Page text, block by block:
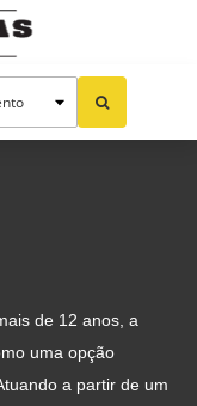
de 12 anos, a
uma opção
a partir de um